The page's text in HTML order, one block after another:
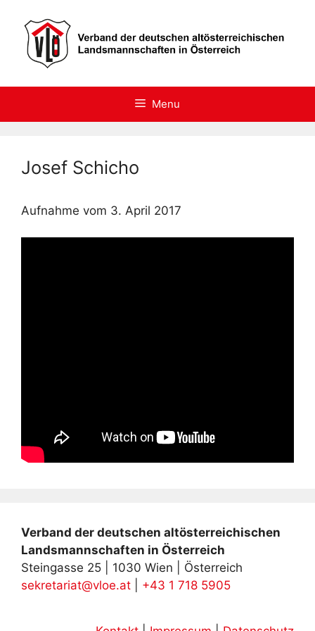
content
Menu
Josef Schicho
Aufnahme vom 3. April 2017
Verband der deutschen altösterreichischen
Landsmannschaften in Österreich
Steingasse 25 | 1030 Wien | Österreich
sekretariat@vloe.at
+43 1 718 5905